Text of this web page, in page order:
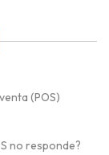
(POS)
no responde?